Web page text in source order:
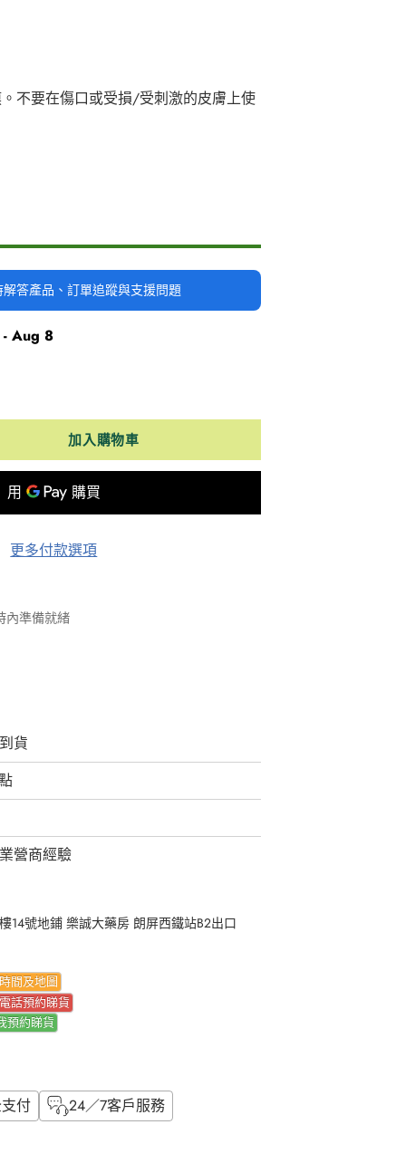
不要在傷口或受損/受刺激的皮膚上使
答產品、訂單追蹤與支援問題
Aug 8
加入購物車
更多付款選項
內準備就緒
貨
營商經驗
14號地鋪 樂誠大藥房 朗屏西鐵站B2出口
間及地圖
話預約睇貨
預約睇貨
付
24／7客戶服務